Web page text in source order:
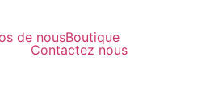
de nousBoutique
Contactez nous